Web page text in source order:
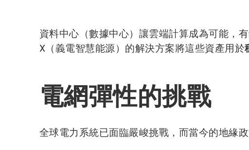
資料中心（數據中心）讓雲端計算成為可能，
X（義電智慧能源）的解決方案將這些資產用於
電網彈性的挑戰
全球電力系統已面臨嚴峻挑戰，而當今的地緣